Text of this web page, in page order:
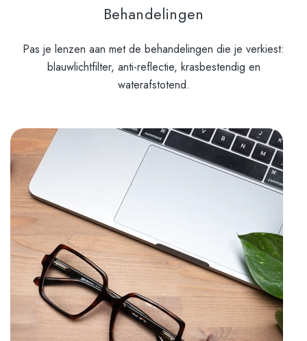
Behandelingen
Pas je lenzen aan met de behandelingen die je verkiest:
blauwlichtfilter, anti-reflectie, krasbestendig en
waterafstotend.